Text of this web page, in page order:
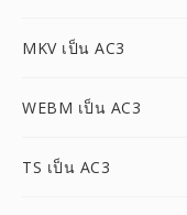
MKV เป็น AC3
WEBM เป็น AC3
TS เป็น AC3